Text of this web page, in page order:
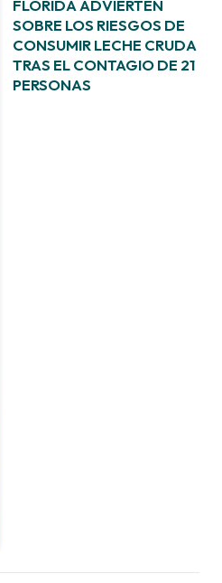
FLORIDA ADVIERTEN
SOBRE LOS RIESGOS DE
CONSUMIR LECHE CRUDA
TRAS EL CONTAGIO DE 21
PERSONAS